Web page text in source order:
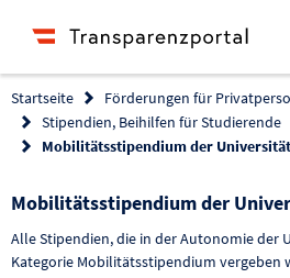
Startseite Förderungen für
Stipendien, Beihilfen für Studierende
Mobilitätsstipendium der
Mobilitätsstipendium der
Alle Stipendien, die in der Autonomie der
Kategorie Mobilitätsstipendium vergeben